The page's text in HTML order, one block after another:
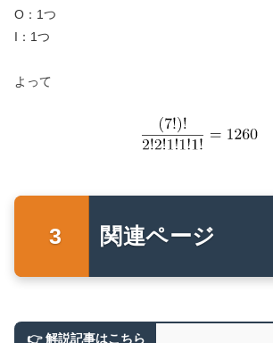
O：1つ
I：1つ
よって
関連ページ